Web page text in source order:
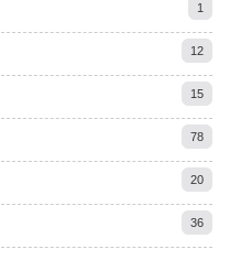
1
12
15
78
20
36